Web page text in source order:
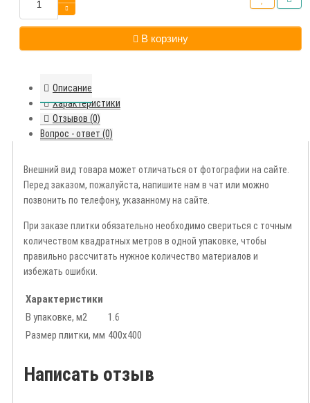
В корзину
Описание
Характеристики
Отзывов (0)
Вопрос - ответ (0)
Внешний вид товара может отличаться от фотографии на сайте.
Перед заказом, пожалуйста, напишите нам в чат или можно
позвонить по телефону, указанному на сайте.
При заказе плитки обязательно необходимо свериться с точным
количеством квадратных метров в одной упаковке, чтобы
правильно рассчитать нужное количество материалов и
избежать ошибки.
Характеристики
В упаковке, м2
1.6
Размер плитки, мм 400х400
Написать отзыв